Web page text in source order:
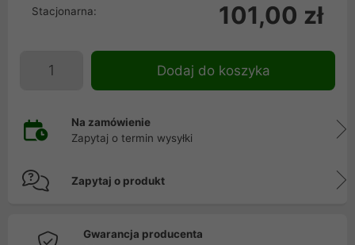
Stacjonarna: 101,00 zł
Dodaj do koszyka
Na zamówienie
Zapytaj o termin wysyłki
Zapytaj o produkt
Gwarancja producenta